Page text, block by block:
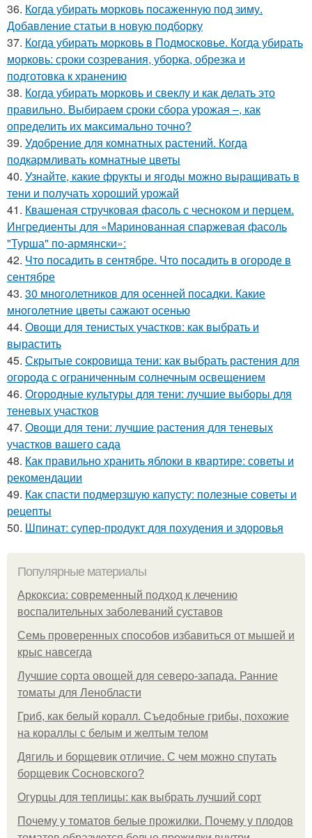
36. Когда убирать морковь посаженную под зиму.
Добавление статьи в новую подборку
37. Когда убирать морковь в Подмосковье. Когда убирать
морковь: сроки созревания, уборка, обрезка и
подготовка к хранению
38. Когда убирать морковь и свеклу и как делать это
правильно. Выбираем сроки сбора урожая –, как
определить их максимально точно?
39. Удобрение для комнатных растений. Когда
подкармливать комнатные цветы
40. Узнайте, какие фрукты и ягоды можно выращивать в
тени и получать хороший урожай
41. Квашеная стручковая фасоль с чесноком и перцем.
Ингредиенты для «Маринованная спаржевая фасоль
"Турша" по-армянски»:
42. Что посадить в сентябре. Что посадить в огороде в
сентябре
43. 30 многолетников для осенней посадки. Какие
многолетние цветы сажают осенью
44. Овощи для тенистых участков: как выбрать и
вырастить
45. Скрытые сокровища тени: как выбрать растения для
огорода с ограниченным солнечным освещением
46. Огородные культуры для тени: лучшие выборы для
теневых участков
47. Овощи для тени: лучшие растения для теневых
участков вашего сада
48. Как правильно хранить яблоки в квартире: советы и
рекомендации
49. Как спасти подмерзшую капусту: полезные советы и
рецепты
50. Шпинат: супер-продукт для похудения и здоровья
Популярные материалы
Аркоксиа: современный подход к лечению
воспалительных заболеваний суставов
Семь проверенных способов избавиться от мышей и
крыс навсегда
Лучшие сорта овощей для северо-запада. Ранние
томаты для Ленобласти
Гриб, как белый коралл. Съедобные грибы, похожие
на кораллы с белым и желтым телом
Дягиль и борщевик отличие. С чем можно спутать
борщевик Сосновского?
Огурцы для теплицы: как выбрать лучший сорт
Почему у томатов белые прожилки. Почему у плодов